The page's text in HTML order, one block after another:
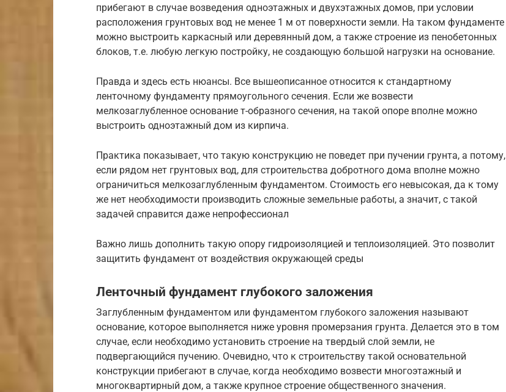
прибегают в случае возведения одноэтажных и двухэтажных домов, при условии
расположения грунтовых вод не менее 1 м от поверхности земли. На таком фундаменте
можно выстроить каркасный или деревянный дом, а также строение из пенобетонных
блоков, т.е. любую легкую постройку, не создающую большой нагрузки на основание.
Правда и здесь есть нюансы. Все вышеописанное относится к стандартному
ленточному фундаменту прямоугольного сечения. Если же возвести
мелкозаглубленное основание т-образного сечения, на такой опоре вполне можно
выстроить одноэтажный дом из кирпича.
Практика показывает, что такую конструкцию не поведет при пучении грунта, а потому,
если рядом нет грунтовых вод, для строительства добротного дома вполне можно
ограничиться мелкозаглубленным фундаментом. Стоимость его невысокая, да к тому
же нет необходимости производить сложные земельные работы, а значит, с такой
задачей справится даже непрофессионал
Важно лишь дополнить такую опору гидроизоляцией и теплоизоляцией. Это позволит
защитить фундамент от воздействия окружающей среды
Ленточный фундамент глубокого заложения
Заглубленным фундаментом или фундаментом глубокого заложения называют
основание, которое выполняется ниже уровня промерзания грунта. Делается это в том
случае, если необходимо установить строение на твердый слой земли, не
подвергающийся пучению. Очевидно, что к строительству такой основательной
конструкции прибегают в случае, когда необходимо возвести многоэтажный и
многоквартирный дом, а также крупное строение общественного значения.